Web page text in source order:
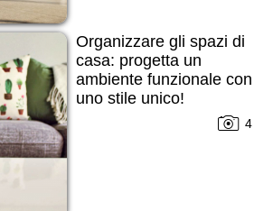
Organizzare gli spazi di
casa: progetta un
ambiente funzionale con
uno stile unico!
4